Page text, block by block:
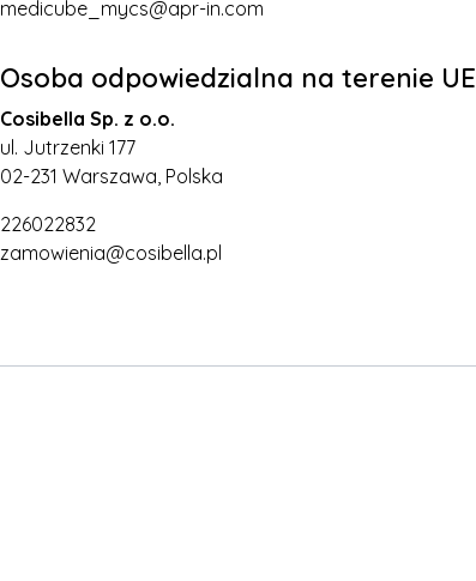
medicube_mycs@apr-in.com
Osoba odpowiedzialna na terenie UE
Cosibella Sp. z o.o.
ul. Jutrzenki 177
02-231 Warszawa, Polska
226022832
zamowienia@cosibella.pl